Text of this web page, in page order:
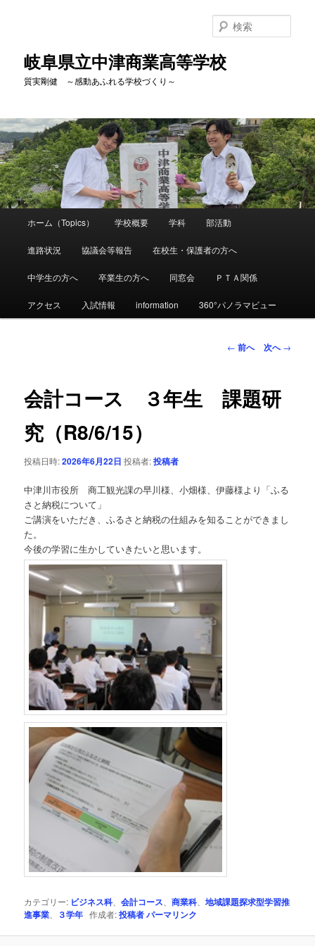
岐阜県立中津商業高等学校
質実剛健 ～感動あふれる学校づくり～
索
メ
イ
ン
ン
ツ
へ
移
動
ホーム（Topics） 学校概要 学科 部活動
進路状況 協議会等報告 在校生・保護者の方へ
中学生の方へ 卒業生の方へ 同窓会 ＰＴＡ関係
アクセス 入試情報 information 360°パノラマビュー
投
ビ
ゲ
← 前へ 次へ→
会計コース ３年生 課題研
究（R8/6/15）
投稿日時:2026年6月22日 投稿者:投稿者
中津川市役所 商工観光課の早川様、小畑様、伊藤様より「ふる
さと納税について」
ご講演をいただき、ふるさと納税の仕組みを知ることができまし
た。
今後の学習に生かしていきたいと思います。
カテゴリー: ビジネス科、会計コース 、商業科、地域課題探求型学習推
進事業
３学年 作成者:投稿者パーマリンク